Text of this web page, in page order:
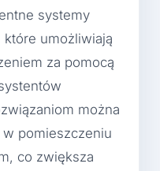
systemy
które umożliwiają
za pomocą
można
pomieszczeniu
co zwiększa